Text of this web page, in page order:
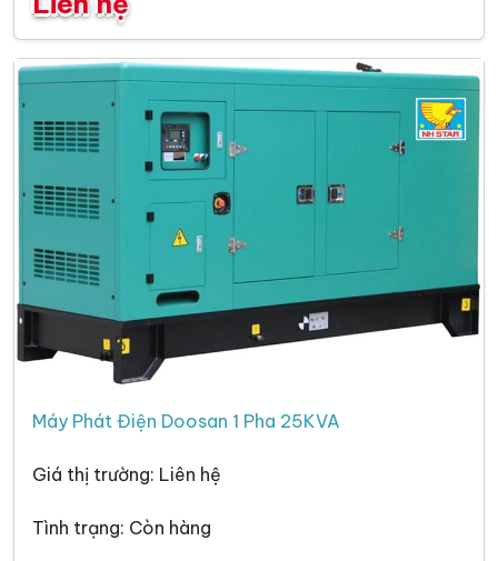
Máy Phát Điện Doosan 1 Pha 25KVA
Giá thị trường: Liên hệ
Tình trạng: Còn hàng